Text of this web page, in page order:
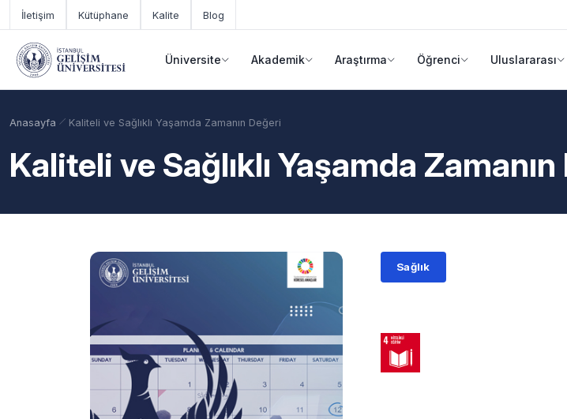
Ana içeriğe geç
İletişim Kütüphane Kalite Blog
Üniversite Akademik Araştırma Öğrenci Uluslararası
Anasayfa Kaliteli ve Sağlıklı Yaşamda Zamanın Değeri
Kaliteli ve Sağlıklı Yaşamda
Sağlık